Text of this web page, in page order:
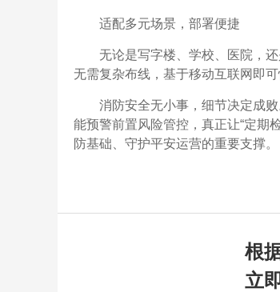
适配多元场景，部署便捷
无论是写字楼、学校、医院，
无需复杂布线，基于移动互联网即
消防安全无小事，细节决定成
能预警前置风险管控，真正让“定期
防基础、守护平安运营的重要支撑。
根
立